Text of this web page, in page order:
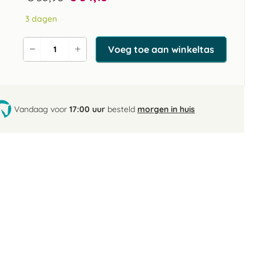
3 dagen
Verhoog
de
Verlaag
de
Voeg toe aan winkeltas
Vandaag voor 17:00 uur besteld morgen in huis